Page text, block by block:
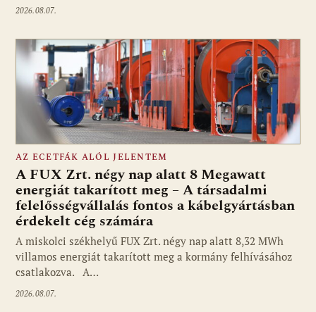
2026.08.07.
AZ ECETFÁK ALÓL JELENTEM
A FUX Zrt. négy nap alatt 8 Megawatt
energiát takarított meg – A társadalmi
felelősségvállalás fontos a kábelgyártásban
érdekelt cég számára
A miskolci székhelyű FUX Zrt. négy nap alatt 8,32 MWh
villamos energiát takarított meg a kormány felhívásához
csatlakozva. A…
2026.08.07.